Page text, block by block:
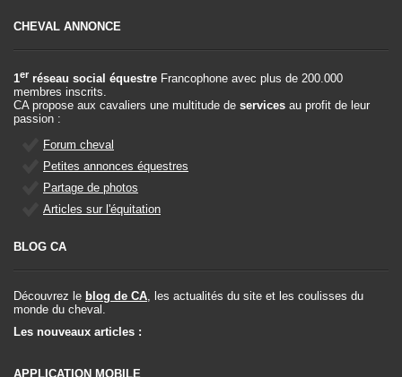
CHEVAL ANNONCE
1er réseau social équestre Francophone avec plus de 200.000
membres inscrits.
CA propose aux cavaliers une multitude de services au profit de leur
passion :
Forum cheval
Petites annonces équestres
Partage de photos
Articles sur l'équitation
BLOG CA
Découvrez le blog de CA, les actualités du site et les coulisses du
monde du cheval.
Les nouveaux articles :
APPLICATION MOBILE